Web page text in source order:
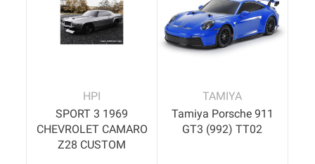
HPI
SPORT 3 1969
CHEVROLET CAMARO
Z28 CUSTOM
TAMIYA
Tamiya Porsche 911
GT3 (992) TT02